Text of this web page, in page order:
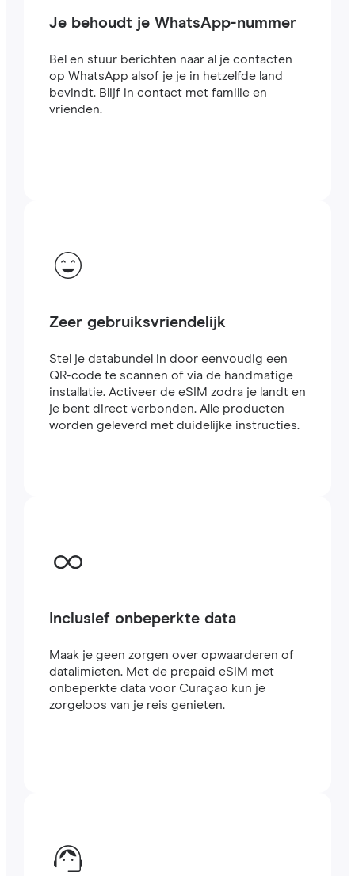
Je behoudt je WhatsApp-nummer
Bel en stuur berichten naar al je contacten
op WhatsApp alsof je je in hetzelfde land
bevindt. Blijf in contact met familie en
vrienden.
Zeer gebruiksvriendelijk
Stel je databundel in door eenvoudig een
QR-code te scannen of via de handmatige
installatie. Activeer de eSIM zodra je landt en
je bent direct verbonden. Alle producten
worden geleverd met duidelijke instructies.
Inclusief onbeperkte data
Maak je geen zorgen over opwaarderen of
datalimieten. Met de prepaid eSIM met
onbeperkte data voor Curaçao kun je
zorgeloos van je reis genieten.